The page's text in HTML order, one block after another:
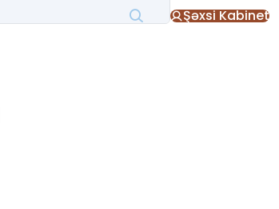
Şəxsi Kabinet